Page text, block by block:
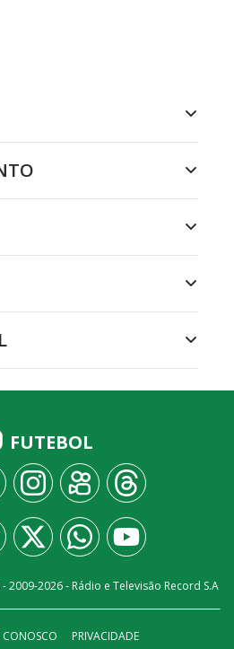
FUTEBOL
2009-2026- Rádio e Televisão Record S.A
CONOSCO
PRIVACIDADE